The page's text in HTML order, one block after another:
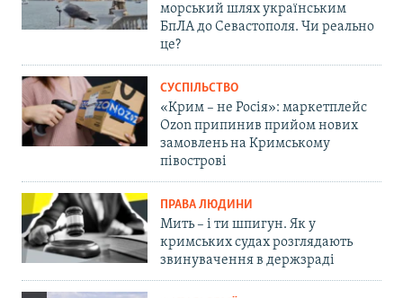
морський шлях українським
БпЛА до Севастополя. Чи реально
це?
СУСПІЛЬСТВО
«Крим – не Росія»: маркетплейс
Ozon припинив прийом нових
замовлень на Кримському
півострові
ПРАВА ЛЮДИНИ
Мить – і ти шпигун. Як у
кримських судах розглядають
звинувачення в держзраді